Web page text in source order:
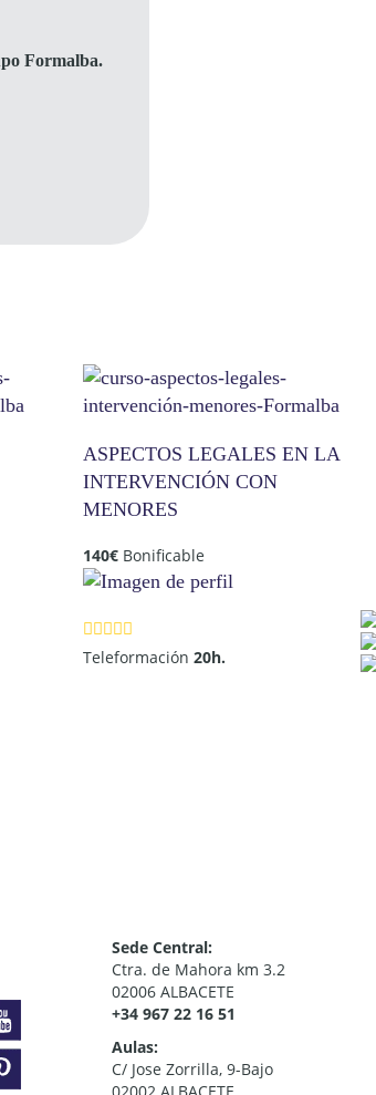
Formalba.
ASPECTOS LEGALES EN LA
INTERVENCIÓN CON
MENORES
140€ Bonificable
Teleformación 20h.
Sede Central:
Ctra. de Mahora km 3.2
02006 ALBACETE
+34 967 22 16 51
Aulas:
C/ Jose Zorrilla, 9-Bajo